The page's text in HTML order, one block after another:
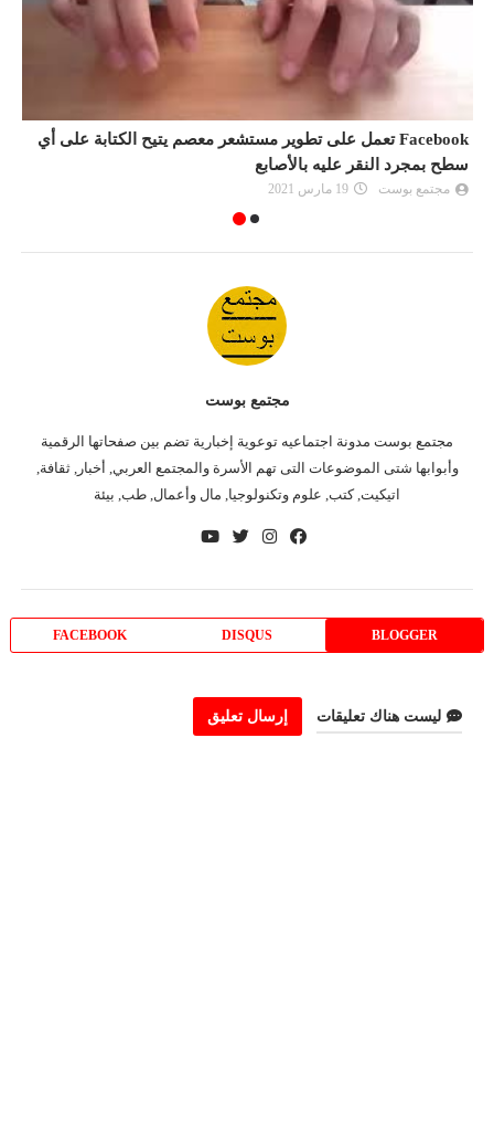
Facebook تعمل على تطوير مستشعر معصم يتيح الكتابة على أي
سطح بمجرد النقر عليه بالأصابع
مجتمع بوست 19 مارس 2021
مجتمع بوست
مجتمع بوست مدونة اجتماعيه توعوية إخبارية تضم بين صفحاتها الرقمية
وأبوابها شتى الموضوعات التى تهم الأسرة والمجتمع العربي, أخبار, ثقافة,
اتيكيت, كتب, علوم وتكنولوجيا, مال وأعمال, طب, بيئة
BLOGGER
DISQUS
FACEBOOK
ليست هناك تعليقات إرسال تعليق